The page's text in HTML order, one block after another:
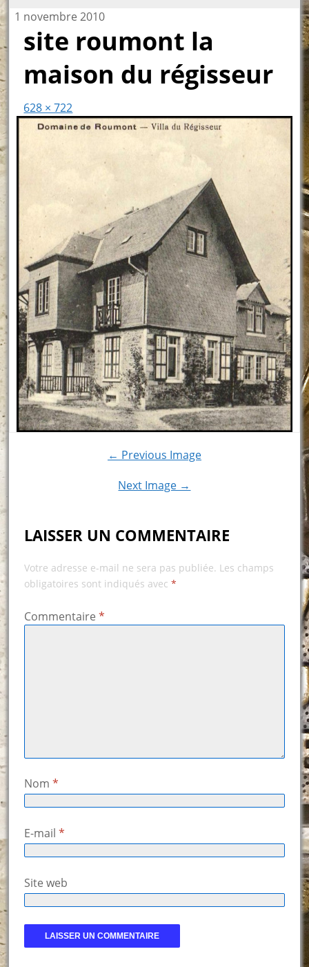
1 novembre 2010
site roumont la
maison du régisseur
628 × 722
← Previous Image
Next Image →
LAISSER UN COMMENTAIRE
Votre adresse e-mail ne sera pas publiée. Les champs
obligatoires sont indiqués avec *
Commentaire *
Nom *
E-mail *
Site web